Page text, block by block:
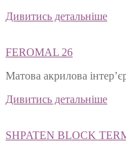
Дивитись детальніше
FEROMAL 26
Матова акрилова
Дивитись детальніше
SHPATEN BLOСK